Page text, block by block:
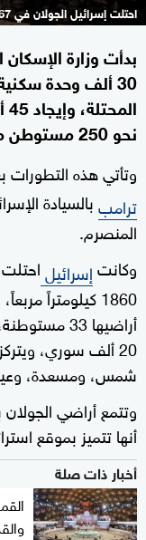
احتلت إسرائيل الجولان في 1967 وضمتها رسميا في 1981
بدأت وزارة الإسكان
30 ألف وحدة
نحو 250 مستوطن مع حلول العام 2048.
وتأتي هذه التطورات
ترامببالسيادة
المنصرم.
وكانتإسرائيل
1860 كيلومتراً
20 ألف سوري،
شمس، ومسعدة، وعين
وتتمع أراضي الجولان
أنها تتميز بموقع
أخبار ذات صلة